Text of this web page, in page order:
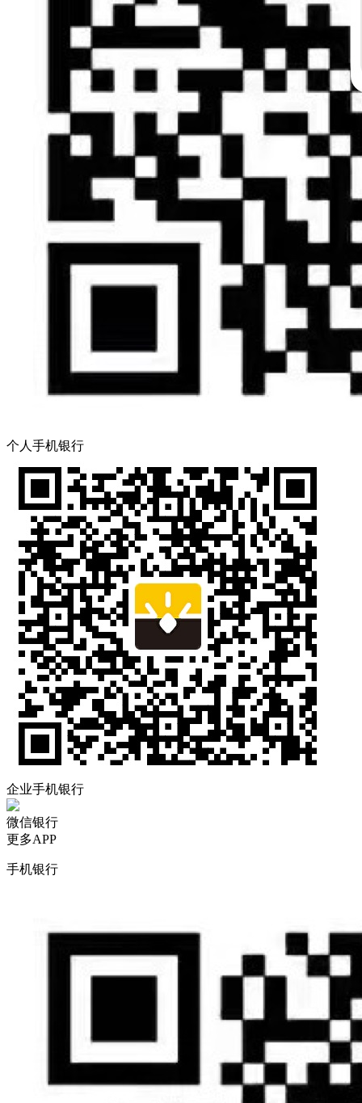
个人手机银行
企业手机银行
微信银行
更多APP
手机银行